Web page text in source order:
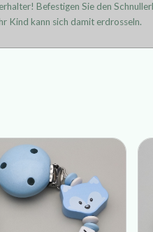
Befestigen Sie den
Kind kann sich damit erdrosseln.